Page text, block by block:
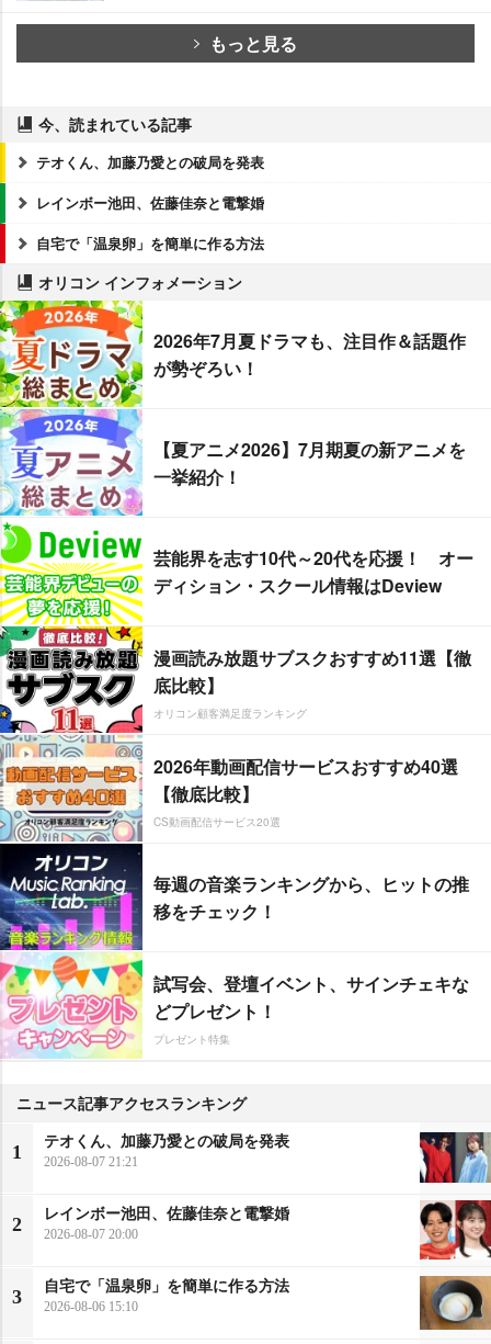
もっと見る
今、読まれている記事
テオくん、加藤乃愛との破局を発表
レインボー池田、佐藤佳奈と電撃婚
自宅で「温泉卵」を簡単に作る方法
オリコン インフォメーション
2026年7月夏ドラマも、注目作＆話題作
が勢ぞろい！
【夏アニメ2026】7月期夏の新アニメを
一挙紹介！
芸能界を志す10代～20代を応援！ オー
ディション・スクール情報はDeview
漫画読み放題サブスクおすすめ11選【徹
底比較】
オリコン顧客満足度ランキング
2026年動画配信サービスおすすめ40選
【徹底比較】
CS動画配信サービス20選
毎週の音楽ランキングから、ヒットの推
移をチェック！
試写会、登壇イベント、サインチェキな
どプレゼント！
プレゼント特集
ニュース記事アクセスランキング
1
テオくん、加藤乃愛との破局を発表
2026-08-07 21:21
2
レインボー池田、佐藤佳奈と電撃婚
2026-08-07 20:00
3
自宅で「温泉卵」を簡単に作る方法
2026-08-06 15:10